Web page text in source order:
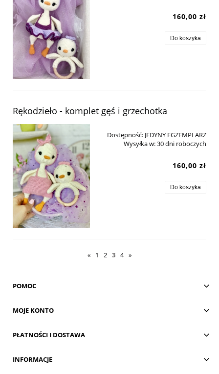
160,00 zł
Do koszyka
Rękodzieło - komplet gęś i grzechotka
Dostępność: JEDYNY EGZEMPLARZ
Wysyłka w:30 dni roboczych
160,00 zł
Do koszyka
« 1 2 3 4 »
POMOC
MOJE KONTO
PŁATNOŚCI I DOSTAWA
INFORMACJE